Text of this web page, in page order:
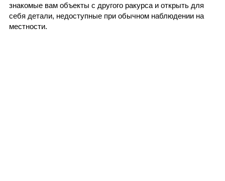
знакомые вам объекты с другого ракурса и открыть для
себя детали, недоступные при обычном наблюдении на
местности.